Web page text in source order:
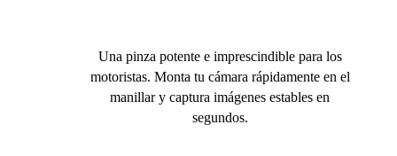
Una pinza potente e imprescindible para los
motoristas. Monta tu cámara rápidamente en el
manillar y captura imágenes estables en
segundos.